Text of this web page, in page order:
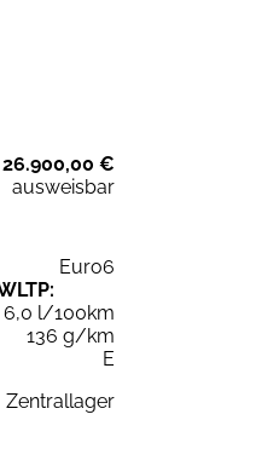
26.900,00 €
ausweisbar
Euro6
6,0 l/100km
136 g/km
E
Zentrallager